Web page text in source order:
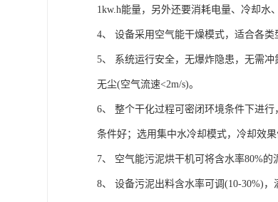
1kw.h能量，另外还要消耗电量、冷却水
4、 设备采用空气能干燥模式，适合各类
5、 系统运行安全，无爆炸隐患，无需
无尘(空气流速<2m/s)。
6、 整个干化过程可密闭环境条件下进
条件好；选用集中水冷却模式，冷却效果
7、 空气能污泥烘干机可将含水率80%的
8、 设备污泥出料含水率可调(10-30%)，